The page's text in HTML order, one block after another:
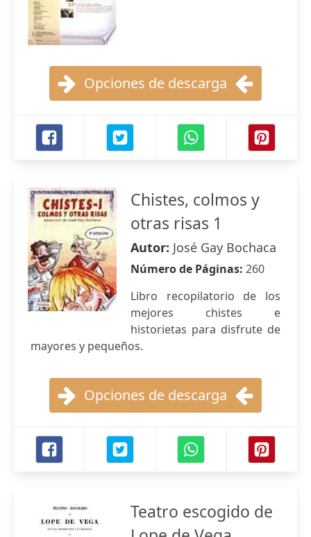
Opciones de descarga
Chistes, colmos y
otras risas 1
Autor: José Gay Bochaca
Número de Páginas: 260
Libro recopilatorio de los
mejores chistes e
historietas para disfrute de
mayores y pequeños.
Opciones de descarga
Teatro escogido de